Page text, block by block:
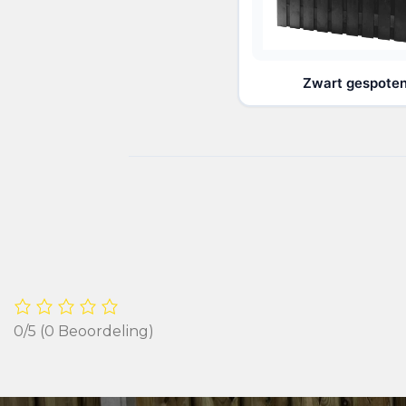
Zwart
0/5 (0 Beoordeling)